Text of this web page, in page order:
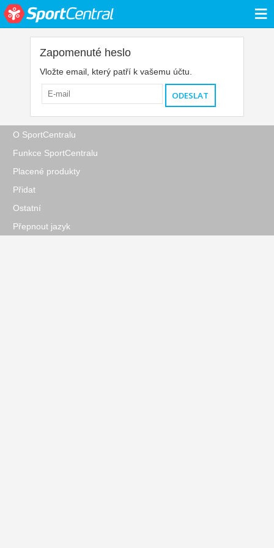
≡
Zapomenuté heslo
Vložte email, který patří k vašemu účtu.
O SportCentralu
Funkce SportCentralu
Placené produkty
Přidat
Ostatní
Přepnout jazyk